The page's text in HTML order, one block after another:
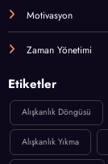
Motivasyon
Zaman Yönetimi
Etiketler
Alışkanlık Döngüsü
Alışkanlık Yıkma